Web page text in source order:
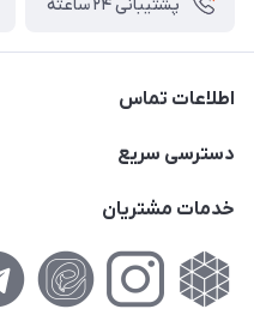
پشتیبانی ۲۴ ساعته
اطلاعات تماس
02177111474
کوچه گلریز 4 غربی ، پلاک 13
دسترسی سریع
حساب کاربری
لیست محصولات
خدمات مشتریان
راهنمای‌خرید‌آنلاین
حریم خصوصی